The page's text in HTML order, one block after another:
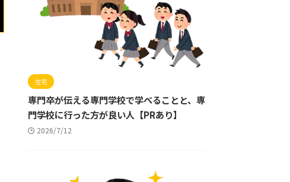
在宅
専門卒が伝える専門学校で学べることと、専
門学校に行った方が良い人【PRあり】
2026/7/12